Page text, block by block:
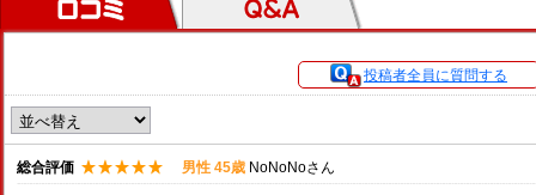
投稿者全員に質問する
総合評価 男性 45歳 NoNoNoさん